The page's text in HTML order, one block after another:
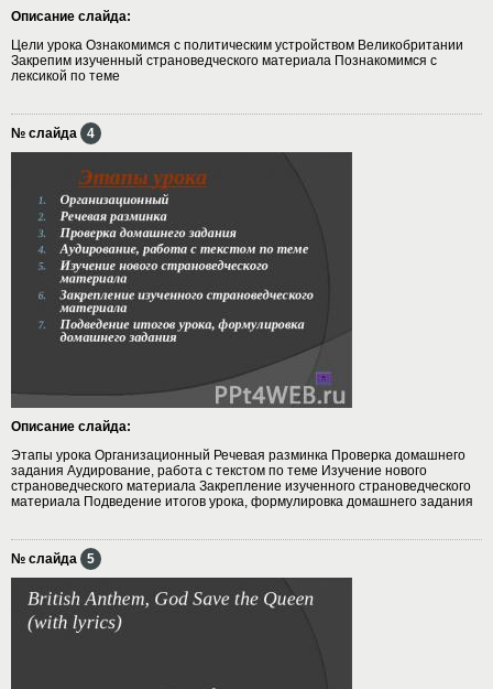
Описание слайда:
Цели урока Ознакомимся с политическим устройством Великобритании
Закрепим изученный страноведческого материала Познакомимся с
лексикой по теме
№ слайда 4
Описание слайда:
Этапы урока Организационный Речевая разминка Проверка домашнего
задания Аудирование, работа с текстом по теме Изучение нового
страноведческого материала Закрепление изученного страноведческого
материала Подведение итогов урока, формулировка домашнего задания
№ слайда 5